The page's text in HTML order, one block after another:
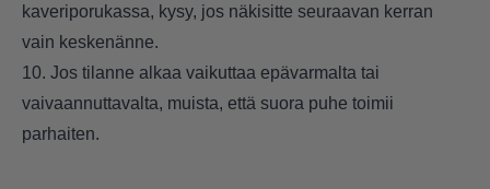
kaveriporukassa, kysy, jos näkisitte seuraavan kerran
vain keskenänne.
10. Jos tilanne alkaa vaikuttaa epävarmalta tai
vaivaannuttavalta, muista, että suora puhe toimii
parhaiten.